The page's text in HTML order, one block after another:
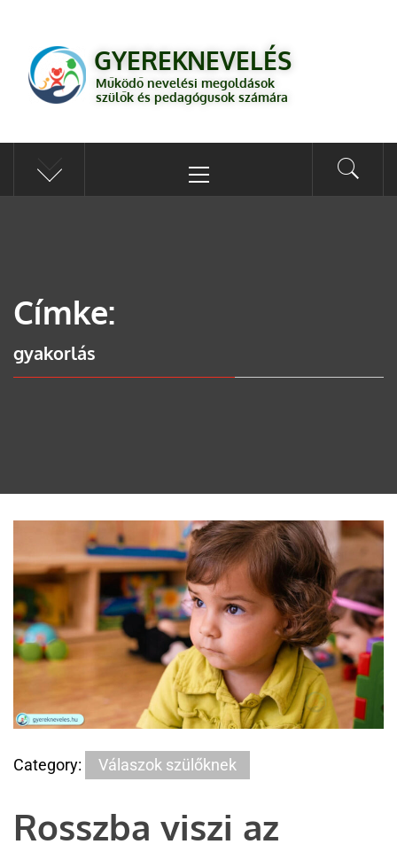
GYEREKNEVELÉS
számára
GYEREKNEVELÉS
Működő nevelési megoldások
szülők és pedagógusok számára
Címke:
gyakorlás
Category: Válaszok szülőknek
Rosszba viszi az